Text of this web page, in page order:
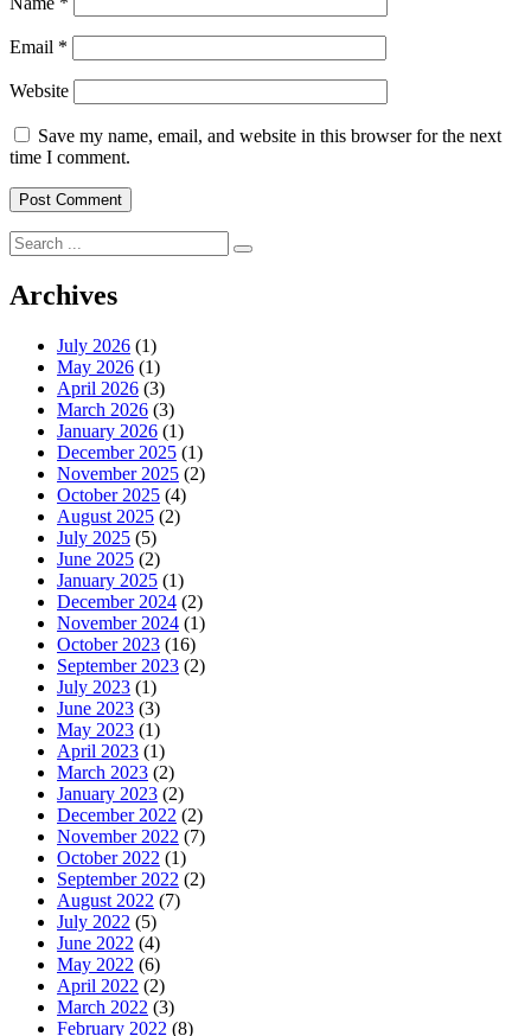
Email *
Website
Save my name, email, and website in this browser for the next
time I comment.
Search
for:
Archives
July 2026 (1)
May 2026 (1)
April 2026 (3)
March 2026 (3)
January 2026 (1)
December 2025 (1)
November 2025 (2)
October 2025 (4)
August 2025 (2)
July 2025 (5)
June 2025 (2)
January 2025 (1)
December 2024 (2)
November 2024 (1)
October 2023 (16)
September 2023 (2)
July 2023 (1)
June 2023 (3)
May 2023 (1)
April 2023 (1)
March 2023 (2)
January 2023 (2)
December 2022 (2)
November 2022 (7)
October 2022 (1)
September 2022 (2)
August 2022 (7)
July 2022 (5)
June 2022 (4)
May 2022 (6)
April 2022 (2)
March 2022 (3)
February 2022 (8)